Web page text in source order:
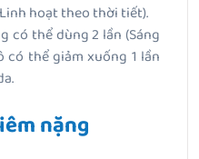
hoạt theo thời tiết).
có thể dùng 2 lần (Sáng
có thể giảm xuống 1 lần
nặng